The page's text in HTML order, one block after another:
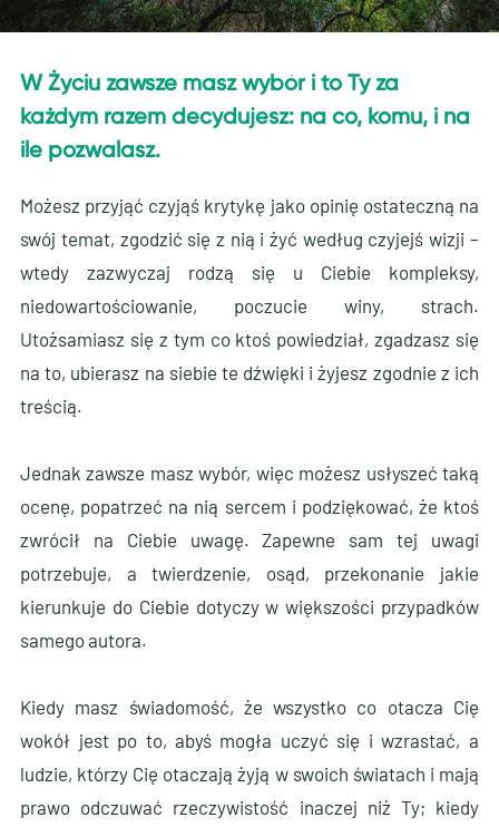
W Życiu zawsze masz wybór i to Ty za
każdym razem decydujesz: na co, komu, i na
ile pozwalasz.
Możesz przyjąć czyjąś krytykę jako opinię ostateczną na
swój temat, zgodzić się z nią i żyć według czyjejś wizji –
wtedy zazwyczaj rodzą się u Ciebie kompleksy,
niedowartościowanie, poczucie winy, strach.
Utożsamiasz się z tym co ktoś powiedział, zgadzasz się
na to, ubierasz na siebie te dźwięki i żyjesz zgodnie z ich
treścią.
Jednak zawsze masz wybór, więc możesz usłyszeć taką
ocenę, popatrzeć na nią sercem i podziękować, że ktoś
zwrócił na Ciebie uwagę. Zapewne sam tej uwagi
potrzebuje, a twierdzenie, osąd, przekonanie jakie
kierunkuje do Ciebie dotyczy w większości przypadków
samego autora.
Kiedy masz świadomość, że wszystko co otacza Cię
wokół jest po to, abyś mogła uczyć się i wzrastać, a
ludzie, którzy Cię otaczają żyją w swoich światach i mają
prawo odczuwać rzeczywistość inaczej niż Ty; kiedy